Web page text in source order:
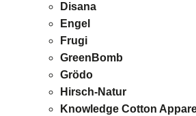
Disana
Engel
Frugi
GreenBomb
Grödo
Hirsch-Natur
Knowledge Cotton